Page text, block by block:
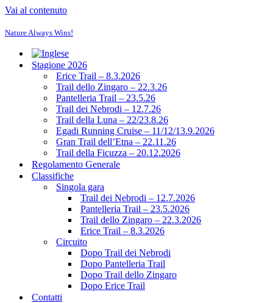
Vai al contenuto
Nature Always Wins!
Stagione 2026
Erice Trail – 8.3.2026
Trail dello Zingaro – 22.3.26
Pantelleria Trail – 23.5.26
Trail dei Nebrodi – 12.7.26
Trail della Luna – 22/23.8.26
Egadi Running Cruise – 11/12/13.9.2026
Gran Trail dell’Etna – 22.11.26
Trail della Ficuzza – 20.12.2026
Regolamento Generale
Classifiche
Singola gara
Trail dei Nebrodi – 12.7.2026
Pantelleria Trail – 23.5.2026
Trail dello Zingaro – 22.3.2026
Erice Trail – 8.3.2026
Circuito
Dopo Trail dei Nebrodi
Dopo Pantelleria Trail
Dopo Trail dello Zingaro
Dopo Erice Trail
Contatti